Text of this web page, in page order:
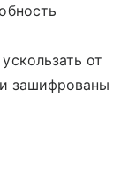
от
зашифрованы